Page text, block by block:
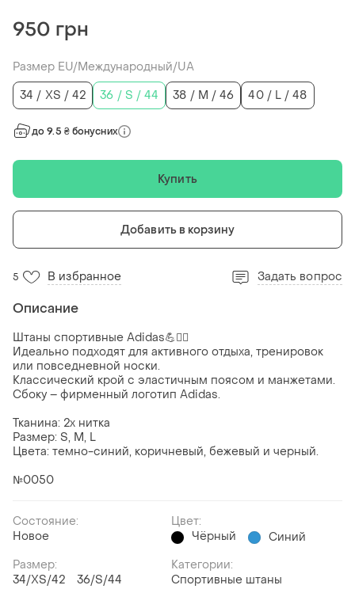
950 грн
Размер EU/Международный/UA
34 / XS / 42
36 / S / 44 38 / M / 46 40 / L / 48
до 9.5 ₴ бонусних
Купить
Добавить в корзину
5 В избранное Задать вопрос
Описание
Штаны спортивные Adidas💪🏃‍♀️
Идеально подходят для активного отдыха, тренировок
или повседневной носки.
Классический крой с эластичным поясом и манжетами.
Сбоку – фирменный логотип Adidas.
Тканина: 2х нитка
Размер: S, M, L
Цвета: темно-синий, коричневый, бежевый и черный.
№0050
Состояние:
Новое
Цвет:
Чёрный
Синий
Размер:
34/XS/42
36/S/44
Категории:
Спортивные штаны